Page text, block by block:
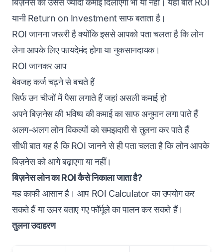
बिज़नेस को उससे ज्यादा कमाई दिलाएगा भी या नहीं। यही बात ROI
यानी Return on Investment साफ बताता है।
ROI जानना जरूरी है क्योंकि इससे आपको पता चलता है कि लोन
लेना आपके लिए फायदेमंद होगा या नुकसानदायक।
ROI जानकर आप
बेवजह कर्ज चढ़ने से बचते हैं
सिर्फ उन चीजों में पैसा लगाते हैं जहां असली कमाई हो
अपने बिज़नेस की भविष्य की कमाई का साफ अनुमान लगा पाते हैं
अलग-अलग लोन विकल्पों को समझदारी से तुलना कर पाते हैं
सीधी बात यह है कि ROI जानने से ही पता चलता है कि लोन आपके
बिज़नेस को आगे बढ़ाएगा या नहीं।
बिज़नेस लोन का ROI कैसे निकाला जाता है?
यह काफी आसान है। आप ROI Calculator का उपयोग कर
सकते हैं या ऊपर बताए गए फॉर्मूले का पालन कर सकते हैं।
तुलना उदाहरण